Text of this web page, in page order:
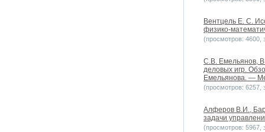
Вентцель Е. С.
физико-
(просмотров: 4600,
С.В. Емельянов,
деловых игр.
Емельянова. —
(просмотров: 6257,
Алферов В.И.,
задачи
(просмотров: 5967,